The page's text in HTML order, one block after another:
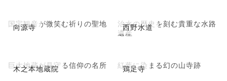
向源寺
国宝観音が微笑む祈りの聖地 西野水道
治水の歴史を刻む貴重な水路
遺産
木之本地蔵院
巨大地蔵が見守る信仰の名所 鶏足寺
紅葉に染まる幻の山寺跡